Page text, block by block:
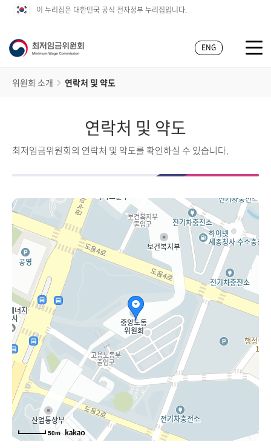
이 누리집은 대한민국 공식 전자정부 누리집입니다.
ENG
위원회 소개 연락처 및 약도
연락처 및 약도
최저임금위원회의 연락처 및 약도를 확인하실 수 있습니다.
50m